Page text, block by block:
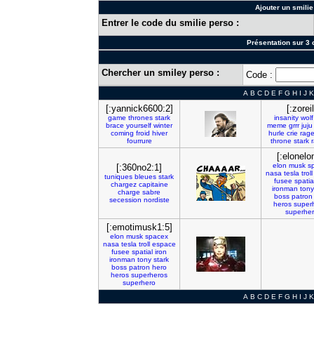
Ajouter un
Entrer le code du smilie perso :
Présentation sur 3
Chercher un smiley perso : Code :
A B C D E F G H I J K
[:yannick6600:2]
game thrones stark
brace yourself winter
coming froid hiver
fourrure
insanity wolf
meme grrr juju
hurle crie rage
throne stark
[:360no2:1]
tuniques bleues stark
chargez capitaine
charge sabre
secession nordiste
elon musk
nasa tesla troll
fusee
ironman tony
boss patron
heros
[:emotimusk1:5]
elon musk spacex
nasa tesla troll espace
fusee spatial iron
ironman tony stark
boss patron hero
heros superheros
superhero
A B C D E F G H I J K